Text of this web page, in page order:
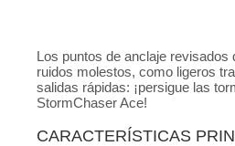
Los puntos de anclaje revisados
ruidos molestos, como ligeros
salidas rápidas: ¡persigue las
StormChaser Ace!
CARACTERÍSTICAS